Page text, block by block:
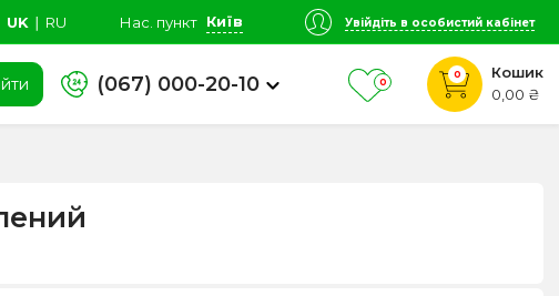
UK ∣ RU Нас. пункт Київ Увійдіть в особистий кабінет
(067) 000-20-10 0
0
Кошик
0,00 ₴